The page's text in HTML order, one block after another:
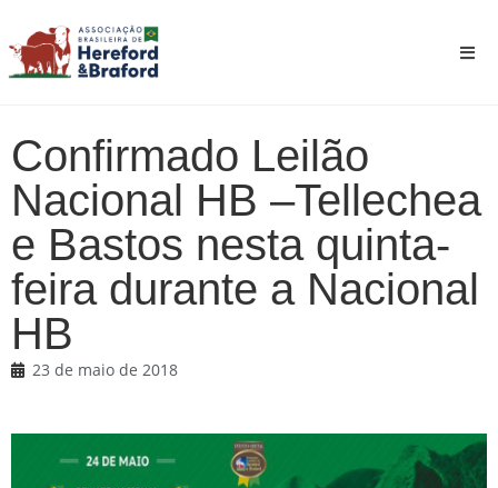
Confirmado Leilão
Nacional HB –Tellechea
e Bastos nesta quinta-
feira durante a Nacional
HB
23 de maio de 2018